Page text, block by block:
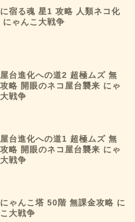
宿る魂 星1 攻略 人類ネコ化
にゃんこ大戦争
台進化への道2 超極ムズ 無
略 開眼のネコ屋台襲来 にゃ
戦争
台進化への道1 超極ムズ 無
略 開眼のネコ屋台襲来 にゃ
戦争
ゃんこ塔 50階 無課金攻略 に
大戦争